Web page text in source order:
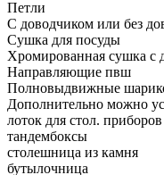
Петли
С доводчиком или без
Сушка для посуды
Хромированная сушка
Направляющие пвш
Полновыдвижные
Дополнительно можно
лоток для стол. приборов
тандембоксы
столешница из камня
бутылочница